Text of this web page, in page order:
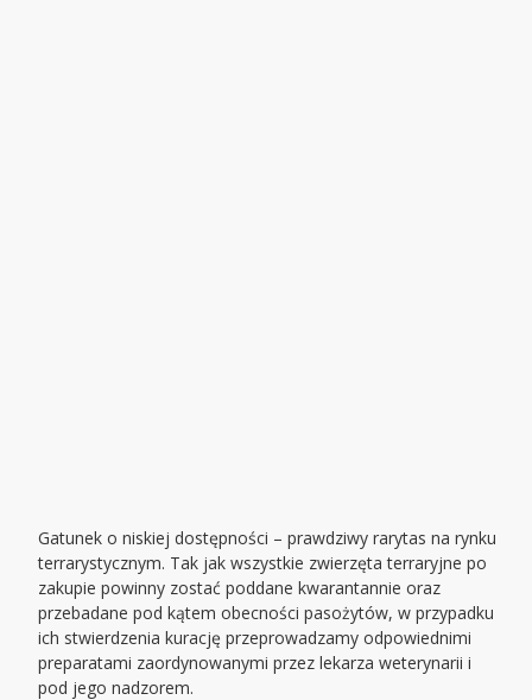
Gatunek o niskiej dostępności – prawdziwy rarytas na rynku
terrarystycznym. Tak jak wszystkie zwierzęta terraryjne po
zakupie powinny zostać poddane kwarantannie oraz
przebadane pod kątem obecności pasożytów, w przypadku
ich stwierdzenia kurację przeprowadzamy odpowiednimi
preparatami zaordynowanymi przez lekarza weterynarii i
pod jego nadzorem.